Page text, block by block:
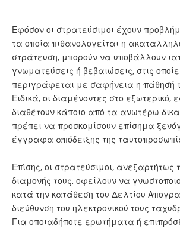
Εφόσον οι στρατεύσιμοι έχουν
τα οποία πιθανολογείται η
στράτευση, μπορούν να υποβάλλουν
γνωματεύσεις ή βεβαιώσεις, στις
περιγράφεται με σαφήνεια η πάθησή
Ειδικά, οι διαμένοντες στο εξωτερικό,
διαθέτουν κάποιο από τα ανωτέρω
πρέπει να προσκομίσουν επίσημα
έγγραφα απόδειξης της
Επίσης, οι στρατεύσιμοι, ανεξαρτήτως
διαμονής τους, οφείλουν να
κατά την κατάθεση του Δελτίου
διεύθυνση του ηλεκτρονικού τους
Για οποιαδήποτε ερωτήματα ή